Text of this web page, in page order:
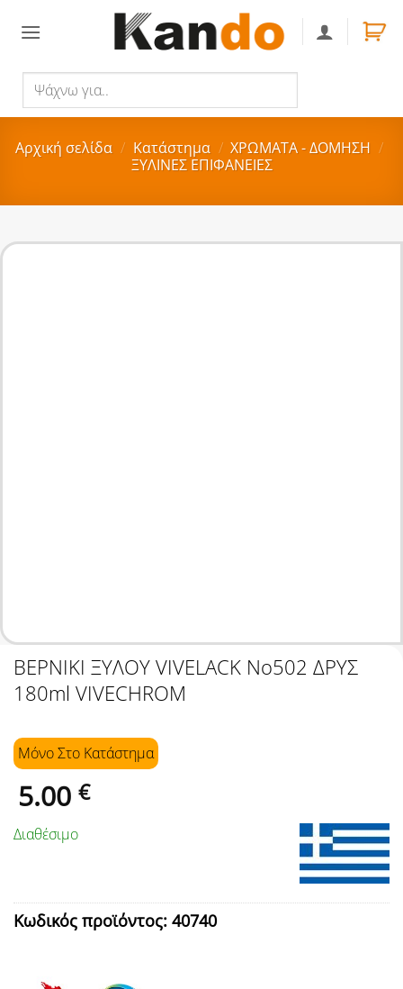
για..
Αρχική σελίδα / Κατάστημα / ΧΡΩΜΑΤΑ - ΔΟΜΗΣΗ /
ΞΥΛΙΝΕΣ ΕΠΙΦΑΝΕΙΕΣ
ΒΕΡΝΙΚΙ ΞΥΛΟΥ VIVΕLACK No502 ΔΡΥΣ
180ml VIVECHROM
Μόνο Στo Κατάστημα
5.00 €
Διαθέσιμο
Κωδικός προϊόντος: 40740